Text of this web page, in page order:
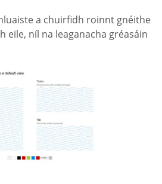
a chuirfidh roinnt gnéithe
eile, níl na leaganacha gréasáin